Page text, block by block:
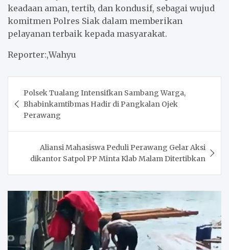
keadaan aman, tertib, dan kondusif, sebagai wujud
komitmen Polres Siak dalam memberikan
pelayanan terbaik kepada masyarakat.
Reporter:,Wahyu
navigation
Polsek Tualang Intensifkan Sambang Warga,
Bhabinkamtibmas Hadir di Pangkalan Ojek
Perawang
Aliansi Mahasiswa Peduli Perawang Gelar Aksi
dikantor Satpol PP Minta Klab Malam Ditertibkan